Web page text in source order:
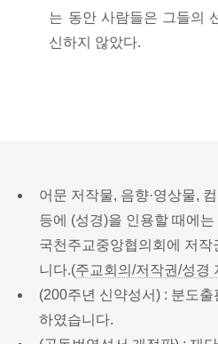
는 동안 사람들은 그들의
신하지 않았다.
어문 저작물, 음향·영상물,
등에 (성경)을 인용할 때에
국천주교중앙협의회에 저
니다.(주교회의/저작권/성경
(200주년 신약성서) : 분도
하였습니다.